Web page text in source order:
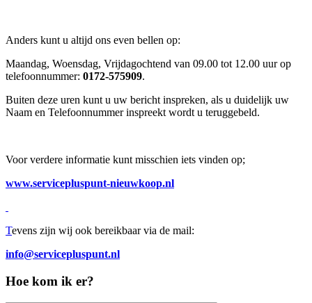
Anders kunt u altijd ons even bellen op:
Maandag, Woensdag, Vrijdagochtend van 09.00 tot 12.00 uur op
telefoonnummer: 0172-575909.
Buiten deze uren kunt u uw bericht inspreken, als u duidelijk uw
Naam en Telefoonnummer inspreekt wordt u teruggebeld.
Voor verdere informatie kunt misschien iets vinden op;
www.servicepluspunt-nieuwkoop.nl
Tevens zijn wij ook bereikbaar via de mail:
info@servicepluspunt.nl
Hoe kom ik er?